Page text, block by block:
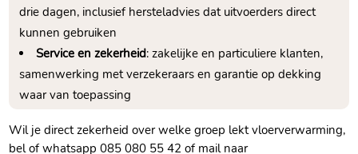
drie dagen, inclusief hersteladvies dat uitvoerders direct
kunnen gebruiken
Service en zekerheid: zakelijke en particuliere klanten,
samenwerking met verzekeraars en garantie op dekking
waar van toepassing
Wil je direct zekerheid over welke groep lekt vloerverwarming,
bel of whatsapp 085 080 55 42 of mail naar